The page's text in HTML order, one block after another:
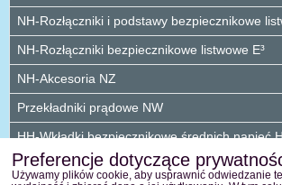
NH-Rozłączniki i podstawy bezpiecznikowe
NH-Rozłączniki bezpiecznikowe listwowe E³
NH-Akcesoria NZ
Przekładniki prądowe NW
HH-Wkładki bezpiecznikowe średnich napięć
DC-Produkty do zastosować DC
Preferencje dotyczące
Używamy plików cookie, aby usprawnić odwiedzanie